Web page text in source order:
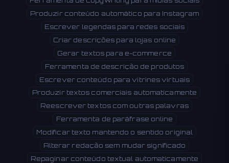
Produzir conteúdo automático para Instagram
Escrever legendas para redes sociais
Criar descrições para lojas online
Gerar textos para e-commerce
Ferramenta de descrição de produtos
Escrever conteúdo para vitrines virtuais
Produzir textos comerciais automaticamente
Reescrever textos com outras palavras
Ferramenta de paráfrase online
Modificar texto mantendo o sentido original
Alterar redação sem mudar significado
Repaginar conteúdo textual automaticamente